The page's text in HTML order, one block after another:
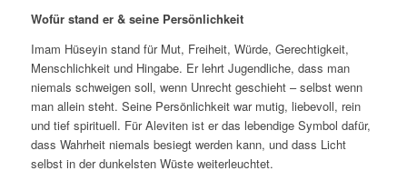
Wofür stand er & seine Persönlichkeit
Imam Hüseyin stand für Mut, Freiheit, Würde, Gerechtigkeit,
Menschlichkeit und Hingabe. Er lehrt Jugendliche, dass man
niemals schweigen soll, wenn Unrecht geschieht – selbst wenn
man allein steht. Seine Persönlichkeit war mutig, liebevoll, rein
und tief spirituell. Für Aleviten ist er das lebendige Symbol dafür,
dass Wahrheit niemals besiegt werden kann, und dass Licht
selbst in der dunkelsten Wüste weiterleuchtet.